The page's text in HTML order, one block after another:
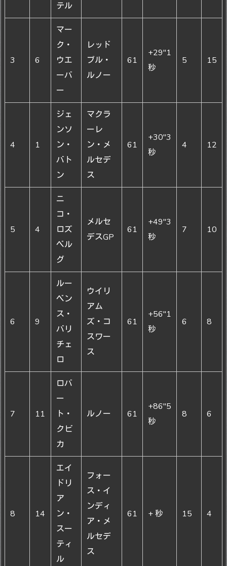
テル
3 6
マー
ク・
ウエ
ーバ
ー
レッド
ブル・
ルノー
61
+29″1
秒
5 15
4 1
ジェ
ンソ
ン・
バト
ン
マクラ
ーレ
ン・メ
ルセデ
ス
61
+30″3
秒
4 12
5 4
ニ
コ・
ロズ
ベル
グ
メルセ
デスGP
61
+49″3
秒
7 10
6 9
ルー
ベン
ス・
バリ
チェ
ロ
ウイリ
アム
ズ・コ
スワー
ス
61
+56″1
秒
6 8
7 11
ロバ
ー
ト・
クビ
カ
ルノー 61
+86″5
秒
8 6
8 14
エイ
ドリ
ア
ン・
スー
ティ
ル
フォー
ス・イ
ンディ
ア・メ
ルセデ
ス
61 + 秒 15 4